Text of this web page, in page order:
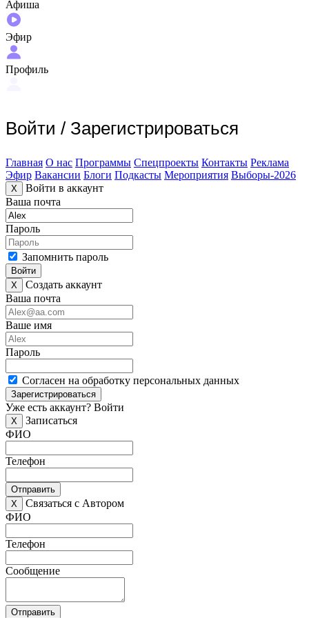
Афиша
Эфир
Профиль
Войти / Зарегистрироваться
Главная О нас Программы Спецпроекты Контакты Реклама
Эфир Вакансии Блоги Подкасты Мероприятия Выборы-2026
X
Войти в аккаунт
Ваша почта
Пароль
Запомнить пароль
Войти
X
Создать аккаунт
Ваша почта
Ваше имя
Пароль
Согласен на обработку персональных данных
Зарегистрироваться
Уже есть аккаунт? Войти
X
Записаться
ФИО
Телефон
Отправить
X
Связаться с Автором
ФИО
Телефон
Сообщение
Отправить